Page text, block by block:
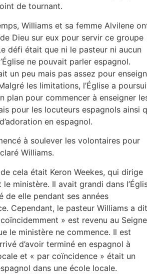
de tournant.
Williams et sa femme Alvilene
de Dieu sur eux pour servir ce groupe
défi était que ni le pasteur ni aucun
ne pouvait parler espagnol.
un peu mais pas assez pour
les limitations, l’Église a
plan pour commencer à enseigner
pour les locuteurs espagnols ainsi
en espagnol.
à soulever les volontaires pour
Williams.
cela était Keron Weekes, qui dirige
le ministère. Il avait grandi dans
de elle pendant ses années
Cependant, le pasteur Williams a dit
» est revenu au
le ministère ne commence. Il est
d’avoir terminé en espagnol à
et « par coïncidence » était un
dans une école locale.